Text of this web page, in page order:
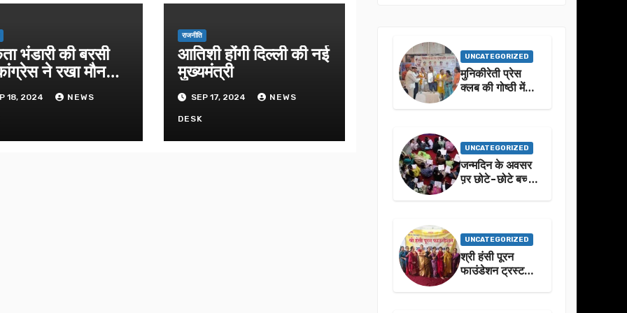
भंडारी की बरसी
ने रखा मौन
18, 2024 NEWS
राजनीति
आतिशी होंगी दिल्ली की नई
मुख्यमंत्री
SEP 17, 2024 NEWS
DESK
UNCATEGORIZED
मुनिकीरेती प्रेस
क्लब की गोष्ठी में
UNCATEGORIZED
जन्मदिन के अवसर
प़र छोटे-छोटे बच्चो
UNCATEGORIZED
श्री हंसी पूरन
फाउंडेशन ट्रस्ट